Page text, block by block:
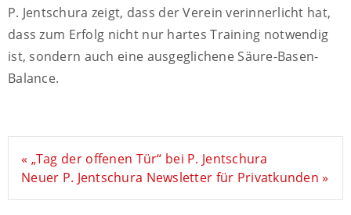
P. Jentschura zeigt, dass der Verein verinnerlicht hat,
dass zum Erfolg nicht nur hartes Training notwendig
ist, sondern auch eine ausgeglichene Säure-Basen-
Balance.
« „Tag der offenen Tür“ bei P. Jentschura
Neuer P. Jentschura Newsletter für Privatkunden »